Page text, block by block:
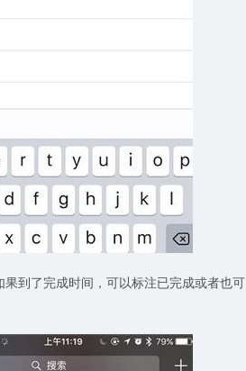
到了完成时间，可以标注已完成或者也可